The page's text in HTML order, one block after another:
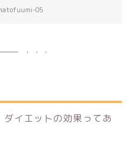
05
イエットの効果ってあ